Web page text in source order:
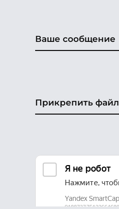
Прикрепить файл